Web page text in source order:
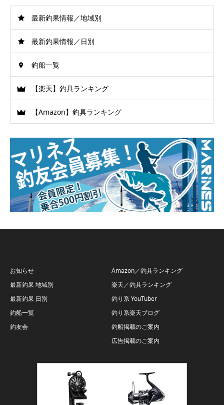
最新釣果情報／地域別
最新釣果情報／日別
釣船一覧
【楽天】釣具ランキング
【Amazon】釣具ランキング
お知らせ
最新釣果 地域別
最新釣果 日別
釣船一覧
釣友会
Amazon／釣具ランキング
楽天／釣具ランキング
釣り系 YouTuber
釣り系楽天ブログ
釣船掲載のご案内
広告掲載のご案内